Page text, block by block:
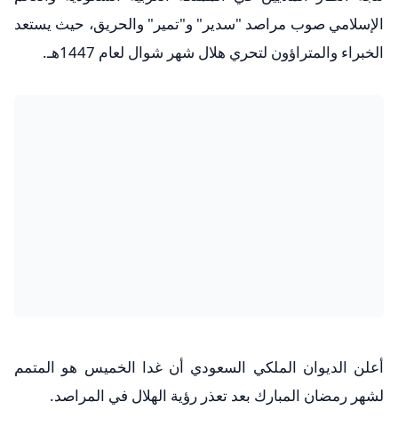
الإسلامي صوب مراصد "سدير" و"تمير" والحريق، حيث يستعد
الخبراء والمتراؤون لتحري هلال شهر شوال لعام 1447هـ.
أعلن الديوان الملكي السعودي أن غدا الخميس هو المتمم
لشهر رمضان المبارك بعد تعذر رؤية الهلال في المراصد.